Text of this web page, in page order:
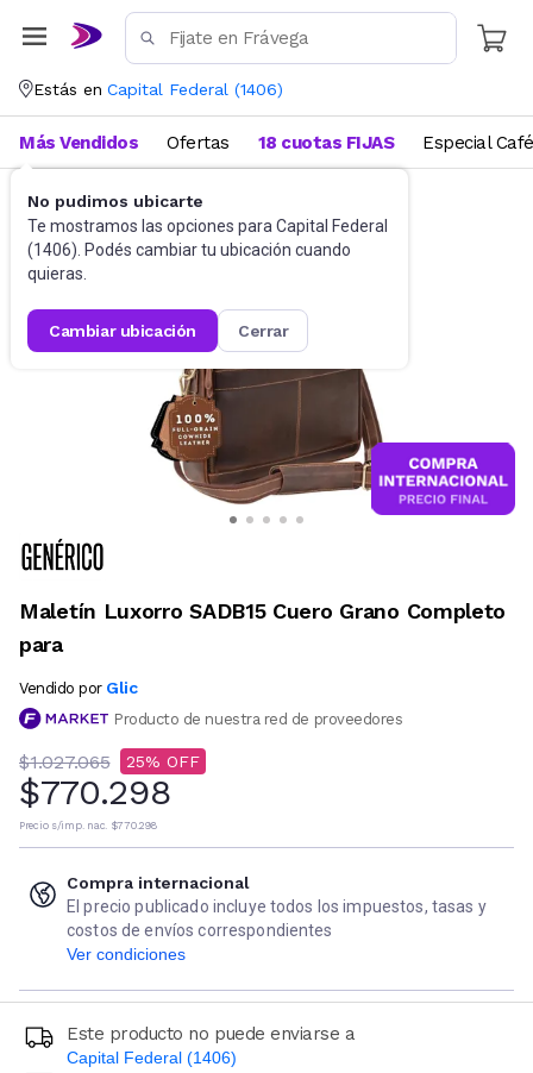
Estás en Capital Federal (1406)
No pudimos ubicarte
Te mostramos las opciones para Capital Federal
(1406). Podés cambiar tu ubicación cuando
quieras.
cambiar ubicación cerrar
Más Vendidos Ofertas 18 cuotas FIJAS Especial Café
Accesorios Portafolios
Maletín Luxorro SADB15 Cuero Grano Completo
para
Vendido por Glic
Producto de nuestra red de proveedores
$1.027.065 25
$770.298
Precio s/imp. nac. $770.298
Compra internacional
El precio publicado incluye todos los impuestos, tasas y
costos de envíos correspondientes
Ver condiciones
Este producto no puede enviarse a
Capital Federal (1406)